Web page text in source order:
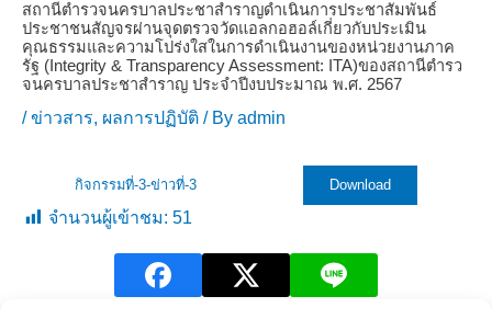
สถานีตํารวจนครบาลประชาสําราญดําเนินการประชาสัมพันธ์
ประชาชนสัญจรผ่านจุดตรวจวัดแอลกอฮอล์เกี่ยวกับประเมิน
คุณธรรมและความโปร่งใสในการดําเนินงานของหน่วยงานภาค
รัฐ (Integrity & Transparency Assessment: ITA)ของสถานีตํารว
จนครบาลประชาสําราญ ประจําปีงบประมาณ พ.ศ. 2567
/ข่าวสาร, ผลการปฏิบัติ / By admin
กิจกรรมที่-3-ข่าวที่-3 Download
จำนวนผู้เข้าชม: 51